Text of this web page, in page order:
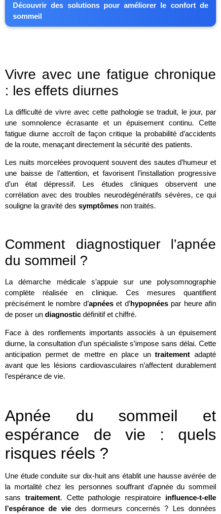
Découvrir des solutions pour améliorer le confort de
sommeil
Vivre avec une fatigue chronique
: les effets diurnes
La difficulté de vivre avec cette pathologie se traduit, le jour, par
une somnolence écrasante et un épuisement continu. Cette
fatigue diurne accroît de façon critique la probabilité d’accidents
de la route, menaçant directement la sécurité des patients.
Les nuits morcelées provoquent souvent des sautes d’humeur et
une baisse de l’attention, et favorisent l’installation progressive
d’un état dépressif. Les études cliniques observent une
corrélation avec des troubles neurodégénératifs sévères, ce qui
souligne la gravité des symptômes non traités.
Comment diagnostiquer l’apnée
du sommeil ?
La démarche médicale s’appuie sur une polysomnographie
complète réalisée en clinique. Ces mesures quantifient
précisément le nombre d’apnéeset d’hypopnéespar heure afin
de poser un diagnostic définitif et chiffré.
Face à des ronflements importants associés à un épuisement
diurne, la consultation d’un spécialiste s’impose sans délai. Cette
anticipation permet de mettre en place untraitement adapté
avant que les lésions cardiovasculaires n’affectent durablement
l’espérance de vie.
Apnée du sommeil et
espérance de vie : quels
risques réels ?
Une étude conduite sur dix-huit ans établit une hausse avérée de
la mortalité chez les personnes souffrant d’apnée du sommeil
sans traitement. Cette pathologie respiratoire influence-t-elle
l’espérance de viedes dormeurs concernés ? Les données